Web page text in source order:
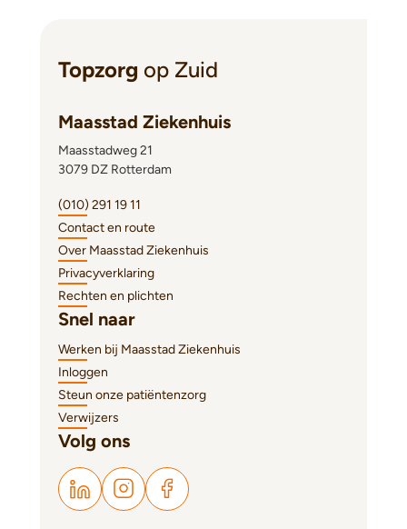
Topzorg op Zuid
Maasstad Ziekenhuis
Maasstadweg 21
3079 DZ Rotterdam
(010) 291 19 11
Contact en route
Over Maasstad Ziekenhuis
Privacyverklaring
Rechten en plichten
Snel naar
Werken bij Maasstad Ziekenhuis
Inloggen
Steun onze patiëntenzorg
Verwijzers
Volg ons